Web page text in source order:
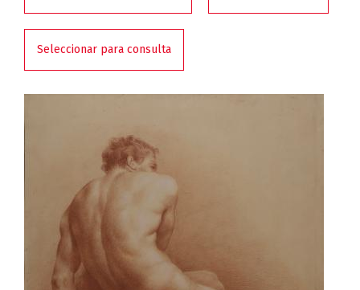
Seleccionar para consulta